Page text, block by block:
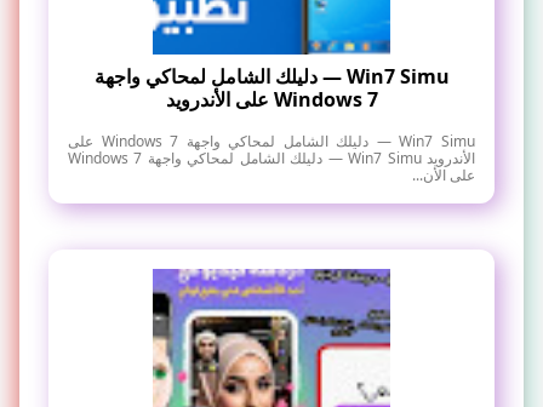
Win7 Simu — دليلك الشامل لمحاكي واجهة
Windows 7 على الأندرويد
Win7 Simu — دليلك الشامل لمحاكي واجهة Windows 7 على
الأندرويد Win7 Simu — دليلك الشامل لمحاكي واجهة Windows 7
على الأن...